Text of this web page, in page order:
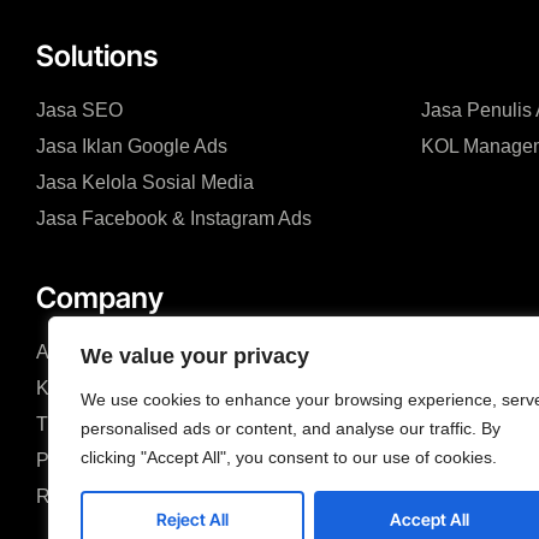
We value your privacy
We use cookies to enhance your browsing experience,
personalised ads or content, and analyse our traffic. By
clicking "Accept All", you consent to our use of cookies.
Reject All Accept All
Solutions
Jasa SEO
Jasa Iklan Google Ads
Jasa Kelola Sosial Media
Jasa Facebook & Instagram Ads
Jasa Penulis
KOL
Company
About us
Kenapa Kami
Tim
Partners & Certifications
Review & Sertifikat
Events
FAQ